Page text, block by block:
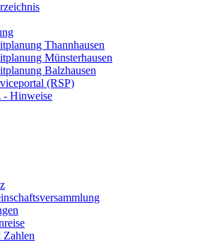
Thannhausen
Münsterhausen
Balzhausen
(RSP)
- Hinweise
Zahlen